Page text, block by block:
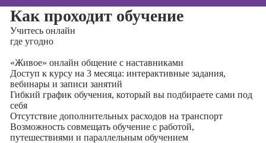
Как проходит обучение
Учитесь онлайн
где угодно
«Живое» онлайн общение с наставниками
Доступ к курсу на 3 месяца: интерактивные задания,
вебинары и записи занятий
Гибкий график обучения, который вы подбираете сами под
себя
Отсутствие дополнительных расходов на транспорт
Возможность совмещать обучение с работой,
путешествиями и параллельным обучением